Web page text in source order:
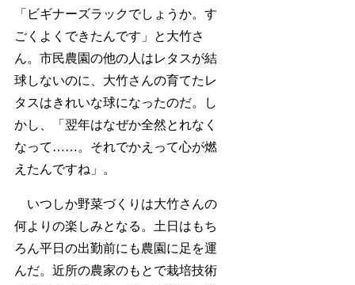
「ビギナーズラックでしょうか。す
ごくよくできたんです」と大竹さ
ん。市民農園の他の人はレタスが結
球しないのに、大竹さんの育てたレ
タスはきれいな球になったのだ。し
かし、「翌年はなぜか全然とれなく
なって……。それでかえって心が燃
えたんですね」。
いつしか野菜づくりは大竹さんの
何よりの楽しみとなる。土日はもち
ろん平日の出勤前にも農園に足を運
んだ。近所の農家のもとで栽培技術